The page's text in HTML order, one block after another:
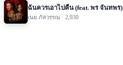
ฉันควรเอาไปคืน (feat. พร จันทพร)
เนย ภัสวรรณ · 2,930